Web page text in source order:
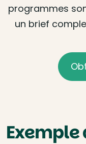
programmes
un brief
Exemple